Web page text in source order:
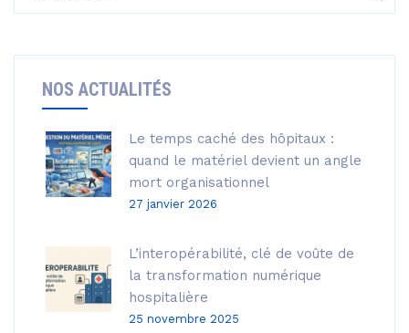
NOS ACTUALITÉS
Le temps caché des hôpitaux :
quand le matériel devient un angle
mort organisationnel
27 janvier 2026
L’interopérabilité, clé de voûte de
la transformation numérique
hospitalière
25 novembre 2025